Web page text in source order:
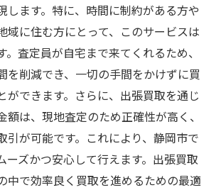
します。特に、時間に制約がある方や
域に住む方にとって、このサービスは
。査定員が自宅まで来てくれるため、
を削減でき、一切の手間をかけずに買
ができます。さらに、出張買取を通じ
額は、現地査定のため正確性が高く、
引が可能です。これにより、静岡市で
ーズかつ安心して行えます。出張買取
中で効率良く買取を進めるための最適